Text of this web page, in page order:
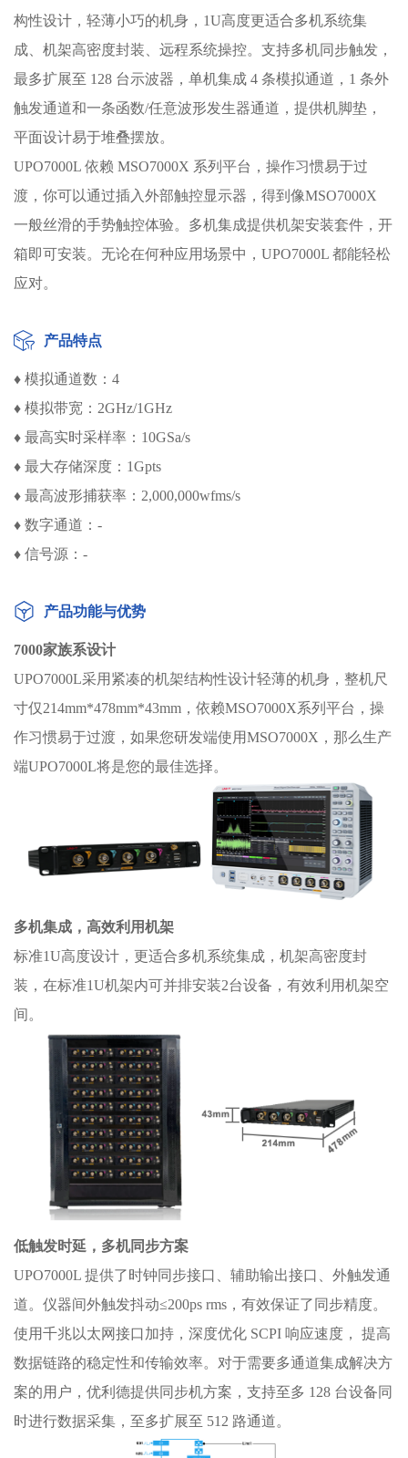
构性设计，轻薄小巧的机身，1U高度更适合多机系统集
成、机架高密度封装、远程系统操控。支持多机同步触发，
最多扩展至 128 台示波器，单机集成 4 条模拟通道，1 条外
触发通道和一条函数/任意波形发生器通道，提供机脚垫，
平面设计易于堆叠摆放。
UPO7000L 依赖 MSO7000X 系列平台，操作习惯易于过
渡，你可以通过插入外部触控显示器，得到像MSO7000X
一般丝滑的手势触控体验。多机集成提供机架安装套件，开
箱即可安装。无论在何种应用场景中，UPO7000L 都能轻松
应对。
产品特点
♦ 模拟通道数：4
♦ 模拟带宽：2GHz/1GHz
♦ 最高实时采样率：10GSa/s
♦ 最大存储深度：1Gpts
♦ 最高波形捕获率：2,000,000wfms/s
♦ 数字通道：-
♦ 信号源：-
产品功能与优势
7000家族系设计
UPO7000L采用紧凑的机架结构性设计轻薄的机身，整机尺
寸仅214mm*478mm*43mm，依赖MSO7000X系列平台，操
作习惯易于过渡，如果您研发端使用MSO7000X，那么生产
端UPO7000L将是您的最佳选择。
多机集成，高效利用机架
标准1U高度设计，更适合多机系统集成，机架高密度封
装，在标准1U机架内可并排安装2台设备，有效利用机架空
间。
低触发时延，多机同步方案
UPO7000L 提供了时钟同步接口、辅助输出接口、外触发通
道。仪器间外触发抖动≤200ps rms，有效保证了同步精度。
使用千兆以太网接口加持，深度优化 SCPI 响应速度， 提高
数据链路的稳定性和传输效率。对于需要多通道集成解决方
案的用户，优利德提供同步机方案，支持至多 128 台设备同
时进行数据采集，至多扩展至 512 路通道。